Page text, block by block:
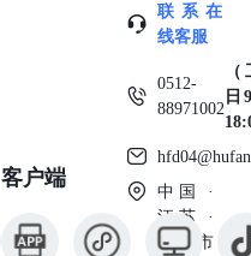
客户端
联系在
线客服
0512-
88971002
日
中国 ·
江苏 ·
苏州市